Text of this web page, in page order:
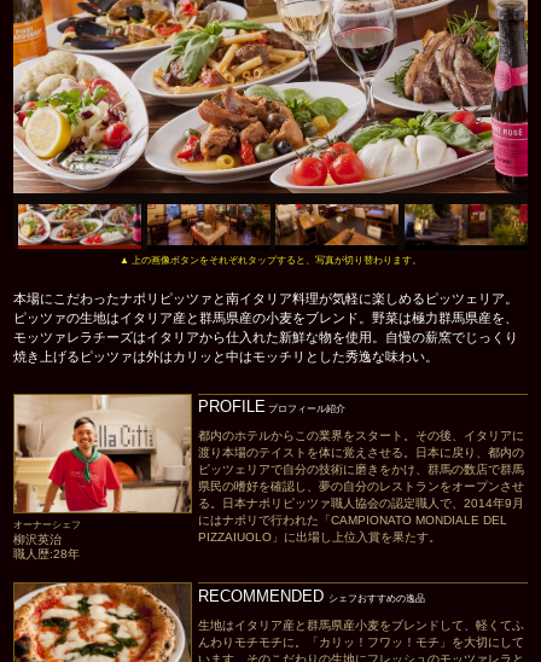
▲ 上の画像ボタンをそれぞれタップすると、写真が切り替わります。
本場にこだわったナポリピッツァと南イタリア料理が気軽に楽しめるピッツェリア。
ピッツァの生地はイタリア産と群馬県産の小麦をブレンド。野菜は極力群馬県産を、
モッツァレラチーズはイタリアから仕入れた新鮮な物を使用。自慢の薪窯でじっくり
焼き上げるピッツァは外はカリッと中はモッチリとした秀逸な味わい。
オーナーシェフ
柳沢英治
職人歴:28年
PROFILE プロフィール紹介
都内のホテルからこの業界をスタート。その後、イタリアに
渡り本場のテイストを体に覚えさせる。日本に戻り、都内の
ピッツェリアで自分の技術に磨きをかけ、群馬の数店で群馬
県民の嗜好を確認し、夢の自分のレストランをオープンさせ
る。日本ナポリピッツァ職人協会の認定職人で、2014年9月
にはナポリで行われた「CAMPIONATO MONDIALE DEL
PIZZAIUOLO」に出場し上位入賞を果たす。
RECOMMENDED シェフおすすめの逸品
生地はイタリア産と群馬県産小麦をブレンドして、軽くてふ
んわりモチモチに。「カリッ！フワッ！モチ」を大切にして
います。そのこだわりの生地にフレッシュのモッツァレラと